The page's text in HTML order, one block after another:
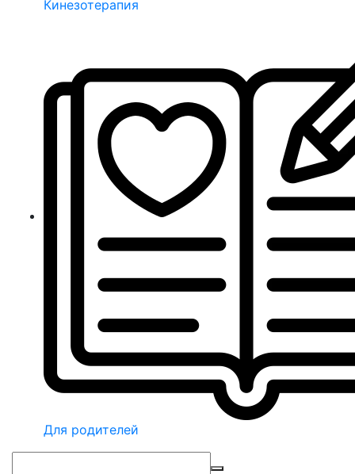
Кинезотерапия
Для родителей